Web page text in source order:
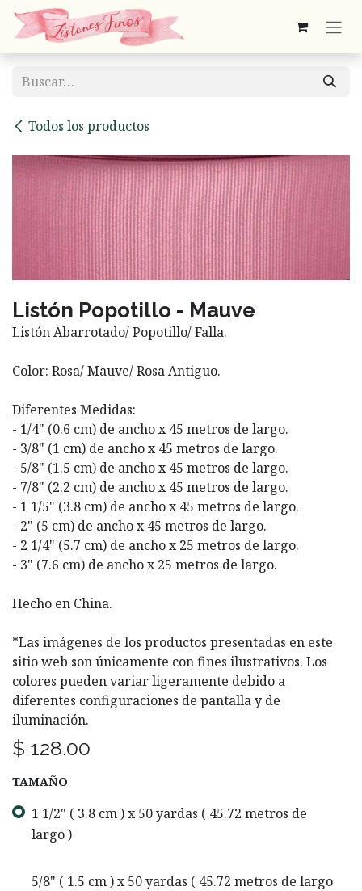
Ir al contenido
Todos los productos
Listón Popotillo - Mauve
Listón Abarrotado/ Popotillo/ Falla.
Color: Rosa/ Mauve/ Rosa Antiguo.
Diferentes Medidas:
- 1/4" (0.6 cm) de ancho x 45 metros de largo.
- 3/8" (1 cm) de ancho x 45 metros de largo.
- 5/8" (1.5 cm) de ancho x 45 metros de largo.
- 7/8" (2.2 cm) de ancho x 45 metros de largo.
- 1 1/5" (3.8 cm) de ancho x 45 metros de largo.
- 2" (5 cm) de ancho x 45 metros de largo.
- 2 1/4" (5.7 cm) de ancho x 25 metros de largo.
- 3" (7.6 cm) de ancho x 25 metros de largo.
Hecho en China.
*Las imágenes de los productos presentadas en este
sitio web son únicamente con fines ilustrativos. Los
colores pueden variar ligeramente debido a
diferentes configuraciones de pantalla y de
iluminación.
$ 128.00
TAMAÑO
1 1/2" ( 3.8 cm ) x 50 yardas ( 45.72 metros de
largo )
5/8" ( 1.5 cm ) x 50 yardas ( 45.72 metros de largo